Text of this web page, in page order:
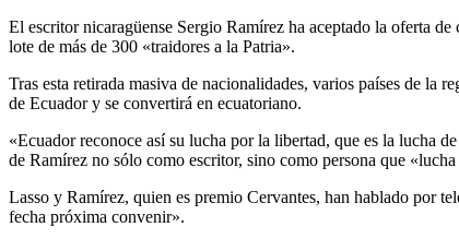
El escritor nicaragüense Sergio Ramírez ha aceptado la oferta
lote de más de 300 «traidores a la Patria».
Tras esta retirada masiva de nacionalidades, varios países de la
de Ecuador y se convertirá en ecuatoriano.
«Ecuador reconoce así su lucha por la libertad, que es la lucha
de Ramírez no sólo como escritor, sino como persona que
Lasso y Ramírez, quien es premio Cervantes, han hablado por
fecha próxima convenir».